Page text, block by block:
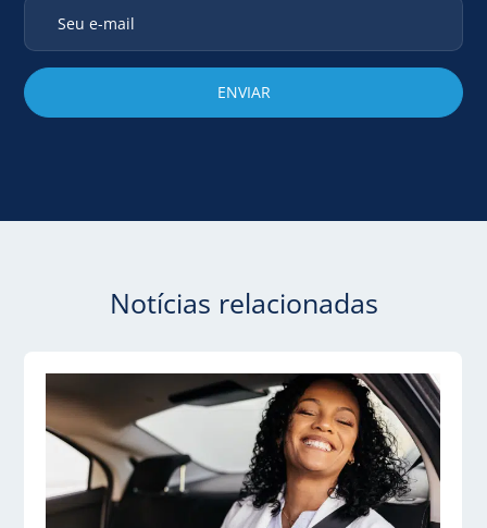
Notícias relacionadas